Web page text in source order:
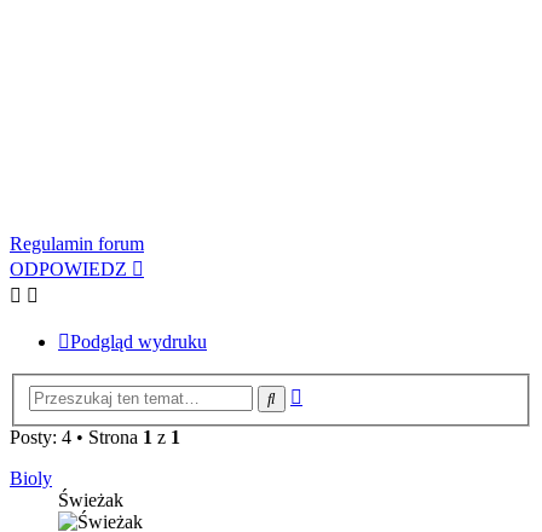
Regulamin forum
ODPOWIEDZ
Podgląd wydruku
Szukaj
Posty: 4 • Strona 1 z 1
Bioly
Świeżak